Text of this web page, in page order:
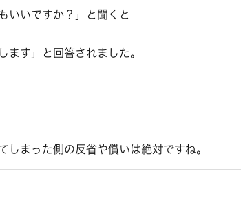
いいですか？」と聞くと
ます」と回答されました。
まった側の反省や償いは絶対ですね。